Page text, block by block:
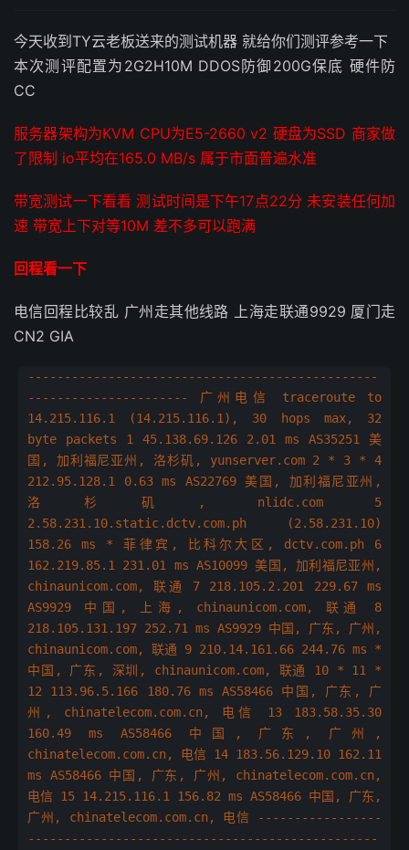
今天收到TY云老板送来的测试机器 就给你们测评参考一下
本次测评配置为2G2H10M DDOS防御200G保底 硬件防
CC
服务器架构为KVM CPU为E5-2660 v2 硬盘为SSD 商家做
了限制 io平均在165.0 MB/s 属于市面普遍水准
带宽测试一下看看 测试时间是下午17点22分 未安装任何加
速 带宽上下对等10M 差不多可以跑满
回程看一下
电信回程比较乱 广州走其他线路 上海走联通9929 厦门走
CN2 GIA
------------------------------------------------
---------------------- 广州电信 traceroute to
14.215.116.1 (14.215.116.1), 30 hops max, 32
byte packets 1 45.138.69.126 2.01 ms AS35251 美
国, 加利福尼亚州, 洛杉矶, yunserver.com 2 * 3 * 4
212.95.128.1 0.63 ms AS22769 美国, 加利福尼亚州,
洛杉矶, nlidc.com 5
2.58.231.10.static.dctv.com.ph (2.58.231.10)
158.26 ms * 菲律宾, 比科尔大区, dctv.com.ph 6
162.219.85.1 231.01 ms AS10099 美国, 加利福尼亚州,
chinaunicom.com, 联通 7 218.105.2.201 229.67 ms
AS9929 中国, 上海, chinaunicom.com, 联通 8
218.105.131.197 252.71 ms AS9929 中国, 广东, 广州,
chinaunicom.com, 联通 9 210.14.161.66 244.76 ms *
中国, 广东, 深圳, chinaunicom.com, 联通 10 * 11 *
12 113.96.5.166 180.76 ms AS58466 中国, 广东, 广
州, chinatelecom.com.cn, 电信 13 183.58.35.30
160.49 ms AS58466 中国, 广东, 广州,
chinatelecom.com.cn, 电信 14 183.56.129.10 162.11
ms AS58466 中国, 广东, 广州, chinatelecom.com.cn,
电信 15 14.215.116.1 156.82 ms AS58466 中国, 广东,
广州, chinatelecom.com.cn, 电信 -----------------
------------------------------------------------